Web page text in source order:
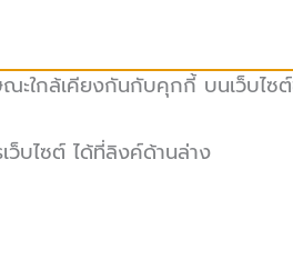
ะใกล้เคียงกันกับคุกกี้ บนเว็บไซต์
ว็บไซต์ ได้ที่ลิงค์ด้านล่าง